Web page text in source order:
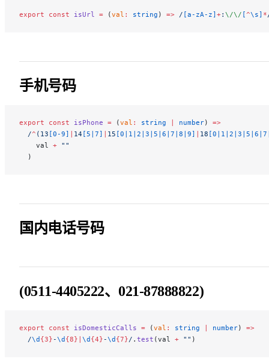
export const isUrl = (val : string ) => / [a-zA-z]+: \/\/ [^\s] *
手机号码
export const isPhone = (val : string | number) =>
  /
^ (13 [0-9] | 14[5|7] | 15 [0|1|2|3|5|6|7|8|9] | 18
    val
+ ""
  )
国内电话号码
(0511-4405222、021-87888822)
export const isDomesticCalls = (val : string | number) =>
  /
\d{3}-\d{8}| \d{4}-\d{7}/ . test (val + "" )